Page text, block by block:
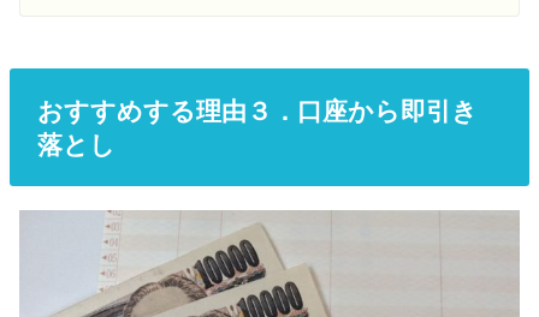
おすすめする理由３．口座から即引き
落とし